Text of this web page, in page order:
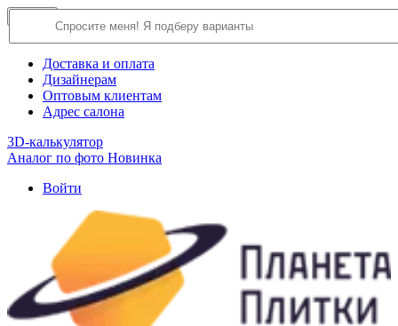
О компании
Доставка и оплата
Дизайнерам
Оптовым клиентам
Адрес салона
3D-калькулятор
Аналог по фото Новинка
Войти